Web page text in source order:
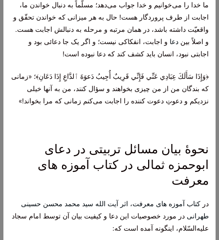
ما خدا را می‌خوانیم و خدا جواب می‌دهد؛ مسلّماً به دنبال خواندن ما،
اجابت از طرف پروردگار هست! حال به هر میزانی که خواندن تحقّق و
واقعیّت داشته باشد، در همان مرتبه و مرحله به دنبالش اجابت هست.
و اصلاً بیندعا و اجابت، انفکاکی نیست؛ و اگر یک جا دعائی بود و
اجابتی نبود، انسان باید کشف کند که دعا نبوده است!
﴿وَإِذَا سَأَلَكَ عِبَادِي عَنِّي فَإِنِّي قَرِيبٌ أُجِيبُ دَعوَةَ ٱلدَّاعِ إِذَا دَعَانِ﴾؛ «زمانی
که بندگان من از من چیزی بخواهند و سؤال کنند، من به آنها خیلی
نزدیکم و دعوتِ دعوت کننده را اجابت می‌کنم زمانی که مرا بخواند!»
نحوۀ بیان مسائل تربیتی در دعای
ابوحمزه ثمالی در کتاب آموزه های
معرفت
درکتاب آموزه های معرفت، اثر آیت الله سید محمد محسن حسینی
طهرانی در مورد خصوصیات این دعا و کیفیت بیان آن توسط امام سجاد
علیه‌السّلام، اینگونه آمده است که: